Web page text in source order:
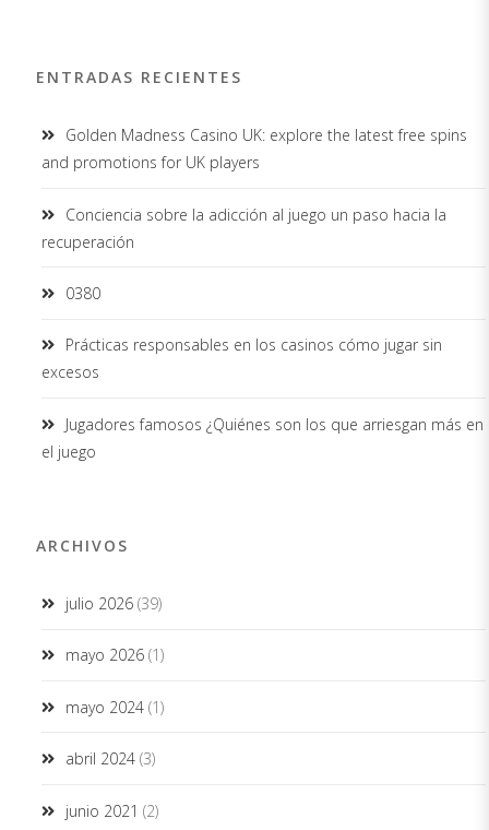
ENTRADAS RECIENTES
Golden Madness Casino UK: explore the latest free spins
and promotions for UK players
Conciencia sobre la adicción al juego un paso hacia la
recuperación
0380
Prácticas responsables en los casinos cómo jugar sin
excesos
Jugadores famosos ¿Quiénes son los que arriesgan más en
el juego
ARCHIVOS
julio 2026 (39)
mayo 2026 (1)
mayo 2024 (1)
abril 2024 (3)
junio 2021 (2)